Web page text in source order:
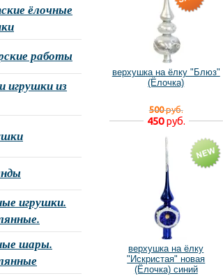
верхушка на ёлку "Блюз"
(Ёлочка)
500руб.
450руб.
верхушка на ёлку
"Искристая" новая
(Ёлочка) синий
ёлочные
работы
игрушки из
игрушки.
шары.